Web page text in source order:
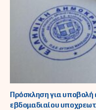
Πρόσκληση για
εβδομαδιαίου